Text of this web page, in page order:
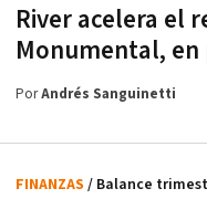
River acelera el
Monumental,
PorAndrés Sanguinetti
FINANZAS / Balance